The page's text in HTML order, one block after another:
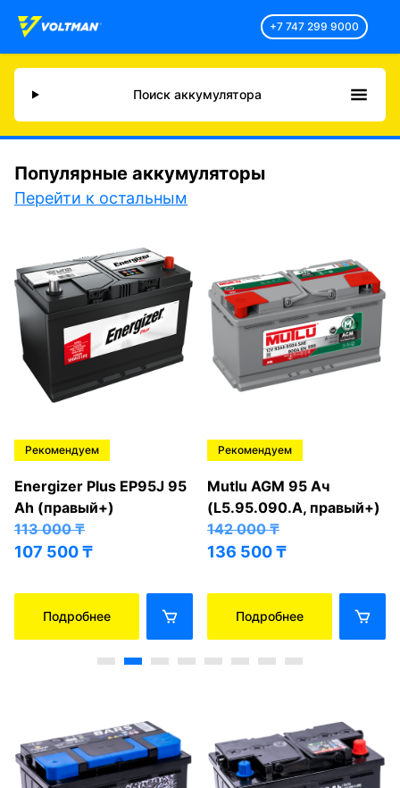
+7 747 299 9000
Поиск аккумулятора
Популярные аккумуляторы
Перейти к остальным
Рекомендуем
Energizer Plus EP95J 95
Ah (правый+)
113 000₸
107 500₸
Подробнее
Рекомендуем
Mutlu AGM 95 Ач
(L5.95.090.A, правый+)
142 000₸
136 500₸
Подробнее